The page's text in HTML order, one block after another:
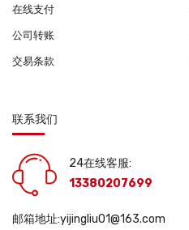
在线支付
公司转账
交易条款
联系我们
24在线客服:
13380207699
邮箱地址:yijingliu01@163.com